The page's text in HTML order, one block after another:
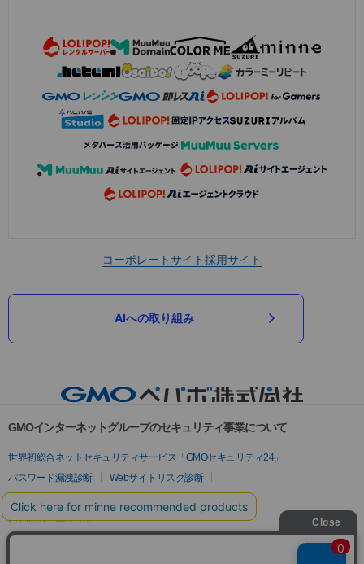
コーポレートサイト採用サイト
AIへの取り組み
GMOインターネットグループのセキュリティ事業について
世界初総合ネットセキュリティサービス「GMOセキュリティ24」
パスワード漏洩診断
Webサイトリスク診断
セキュリティ相談AIチャットボット
実在証明・盗聴対策
サイバー攻撃対策（GMOサイバーセキュリティ byイエラエ）